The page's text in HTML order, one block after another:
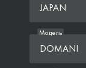
JAPAN
DOMANI
Модель